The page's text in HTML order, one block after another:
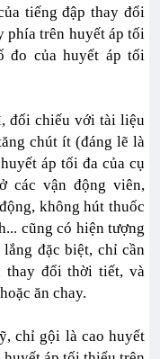
tiếng đập thay đổi
phía trên huyết áp tối
đo của huyết áp tối
đối chiếu với tài liệu
chút ít (đáng lẽ là
áp tối đa của cụ
các vận động viên,
không hút thuốc
cũng có hiện tượng
đặc biệt, chỉ cần
thay đổi thời tiết, và
ăn chay.
chỉ gội là cao huyết